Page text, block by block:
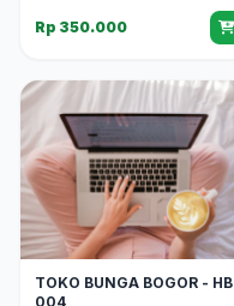
Rp 350.000
TOKO BUNGA BOGOR - HB
004